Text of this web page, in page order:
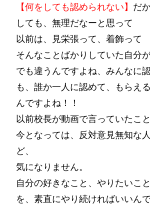
【何をしても認められない】 だ
しても、無理だなーと思って
以前は、見栄張って、着飾って
そんなことばかりしていた自分が
でも違うんですよね、みんなに
も、誰か一人に認めて、もらえ
んですよね！！
以前校長が動画で言っていたこ
今となっては、反対意見無知な
ど、
気になりません。
自分の好きなこと、やりたいこ
を、素直にやり続ければいいんで